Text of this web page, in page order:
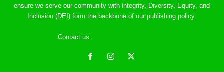
ensure we serve our community with integrity, Diversity, Equity, and
Inclusion (DEI) form the backbone of our publishing policy.
Contact us: